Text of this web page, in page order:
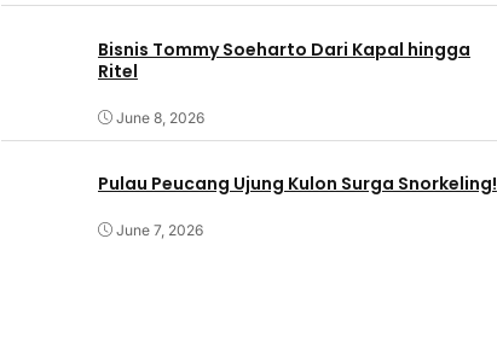
Bisnis Tommy Soeharto Dari Kapal hingga
Ritel
June 8, 2026
Pulau Peucang Ujung Kulon Surga Snorkeling!
June 7, 2026